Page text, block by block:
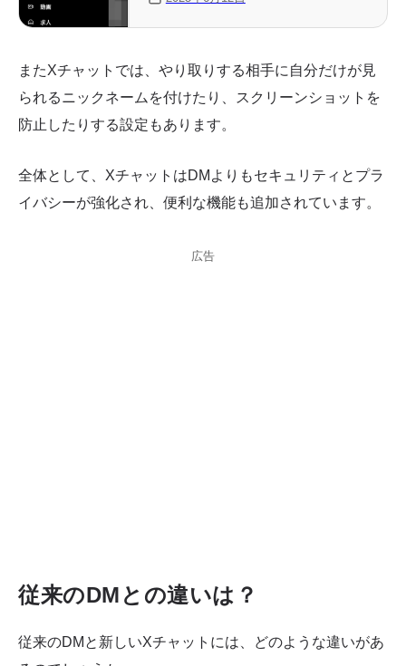
またXチャットでは、やり取りする相手に自分だけが見
られるニックネームを付けたり、スクリーンショットを
防止したりする設定もあります。
全体として、XチャットはDMよりもセキュリティとプラ
イバシーが強化され、便利な機能も追加されています。
広告
従来のDMとの違いは？
従来のDMと新しいXチャットには、どのような違いがあ